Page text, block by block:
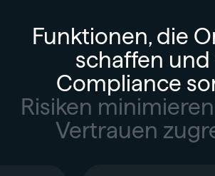
Funktionen, die
schaffen
Compliance
Risiken
Vertrauen